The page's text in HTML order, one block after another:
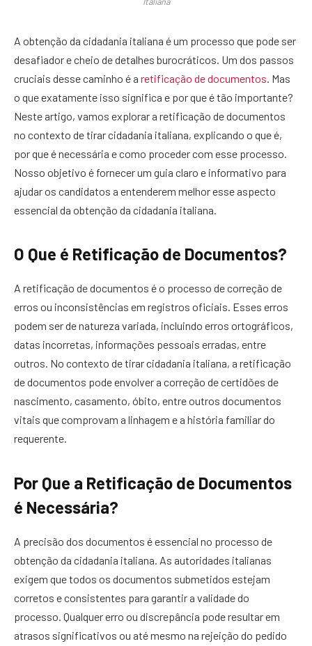
A obtenção da cidadania italiana é um processo que pode ser
desafiador e cheio de detalhes burocráticos. Um dos passos
cruciais desse caminho é a retificação de documentos. Mas
o que exatamente isso significa e por que é tão importante?
Neste artigo, vamos explorar a retificação de documentos
no contexto de tirar cidadania italiana, explicando o que é,
por que é necessária e como proceder com esse processo.
Nosso objetivo é fornecer um guia claro e informativo para
ajudar os candidatos a entenderem melhor esse aspecto
essencial da obtenção da cidadania italiana.
O Que é Retificação de Documentos?
A retificação de documentos é o processo de correção de
erros ou inconsistências em registros oficiais. Esses erros
podem ser de natureza variada, incluindo erros ortográficos,
datas incorretas, informações pessoais erradas, entre
outros. No contexto de tirar cidadania italiana, a retificação
de documentos pode envolver a correção de certidões de
nascimento, casamento, óbito, entre outros documentos
vitais que comprovam a linhagem e a história familiar do
requerente.
Por Que a Retificação de Documentos
é Necessária?
A precisão dos documentos é essencial no processo de
obtenção da cidadania italiana. As autoridades italianas
exigem que todos os documentos submetidos estejam
corretos e consistentes para garantir a validade do
processo. Qualquer erro ou discrepância pode resultar em
atrasos significativos ou até mesmo na rejeição do pedido